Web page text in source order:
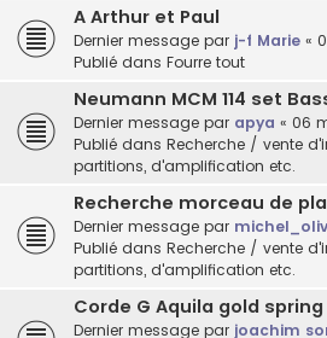
A Arthur et Paul
Dernier message par j-f Marie «
Publié dans Fourre tout
Neumann MCM 114 set
Dernier message par apya « 06
Publié dans Recherche / vente
partitions, d'amplification etc.
Recherche morceau de
Dernier message par
Publié dans Recherche / vente
partitions, d'amplification etc.
Corde G Aquila gold
Dernier message par joachim